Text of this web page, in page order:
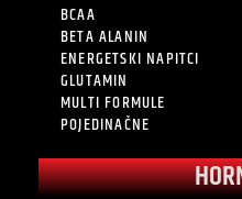
BCAA
BETA ALANIN
ENERGETSKI NAPITCI
GLUTAMIN
MULTI FORMULE
POJEDINAČNE